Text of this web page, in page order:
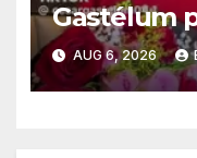
Gastélum
con la
AUG 6, 2026